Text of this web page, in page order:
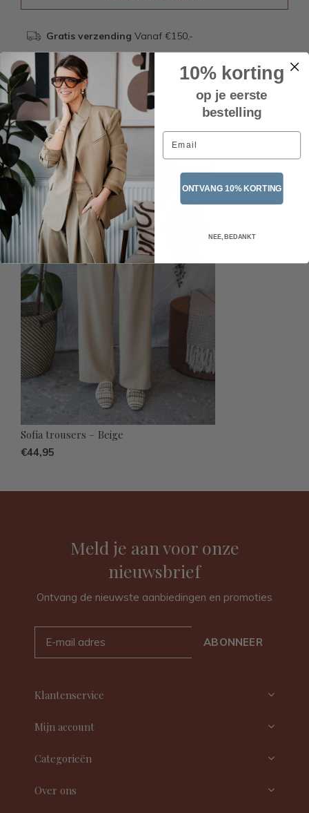
Gratis verzending Vanaf €150,-
Beschrijving
Recente artikelen
Sofia trousers – Beige
€44,95
Meld je aan voor onze
nieuwsbrief
Ontvang de nieuwste aanbiedingen en promoties
ABONNEER
Klantenservice
Mijn account
Categorieën
Over ons
10% korting
op je eerste
bestelling
Email
ONTVANG 10% KORTING
NEE, BEDANKT